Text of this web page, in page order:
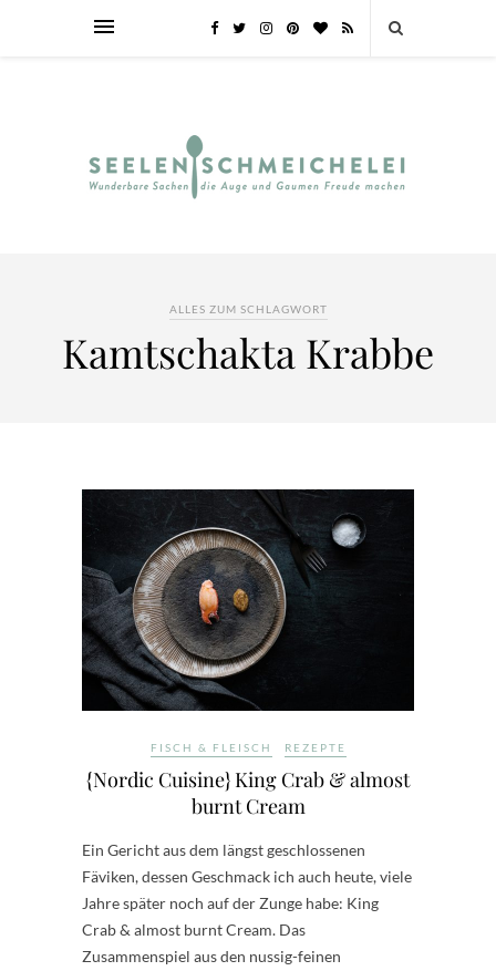
ALLES ZUM SCHLAGWORT
Kamtschakta Krabbe
FISCH & FLEISCH REZEPTE
{Nordic Cuisine} King Crab & almost
burnt Cream
Ein Gericht aus dem längst geschlossenen
Fäviken, dessen Geschmack ich auch heute, viele
Jahre später noch auf der Zunge habe: King
Crab & almost burnt Cream. Das
Zusammenspiel aus den nussig-feinen